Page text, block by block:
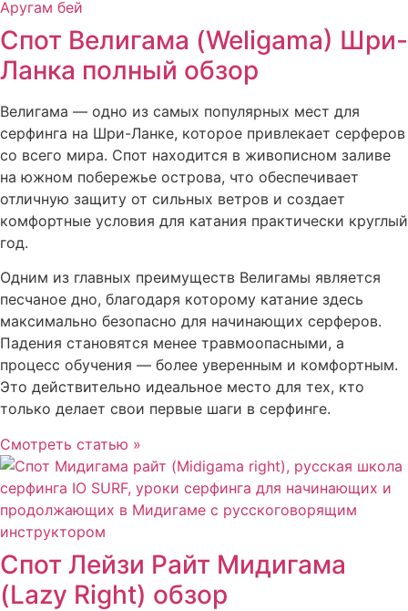
Спот Велигама (Weligama) Шри-
Ланка полный обзор
Велигама — одно из самых популярных мест для
серфинга на Шри-Ланке, которое привлекает серферов
со всего мира. Спот находится в живописном заливе
на южном побережье острова, что обеспечивает
отличную защиту от сильных ветров и создает
комфортные условия для катания практически круглый
год.
Одним из главных преимуществ Велигамы является
песчаное дно, благодаря которому катание здесь
максимально безопасно для начинающих серферов.
Падения становятся менее травмоопасными, а
процесс обучения — более уверенным и комфортным.
Это действительно идеальное место для тех, кто
только делает свои первые шаги в серфинге.
Смотреть статью »
Спот Лейзи Райт Мидигама
(Lazy Right) обзор